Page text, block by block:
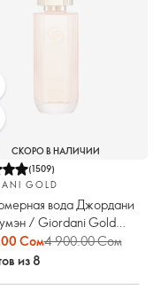
СКОРО В НАЛИЧИИ
(1509)
GOLD
вода Джордани
/ Giordani Gold
Сом4 900.00 Сом
из 8